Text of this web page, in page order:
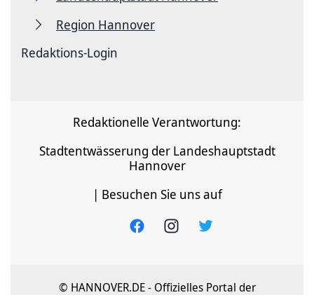
Region Hannover
Redaktions-Login
Redaktionelle Verantwortung:
Stadtentwässerung der Landeshauptstadt
Hannover
| Besuchen Sie uns auf
© HANNOVER.DE - Offizielles Portal der